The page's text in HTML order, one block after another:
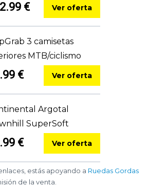
€ Ver oferta
3 camisetas
MTB/ciclismo
€ Ver oferta
Argotal
SuperSoft
€ Ver oferta
estás apoyando a Ruedas Gordas
de la venta.